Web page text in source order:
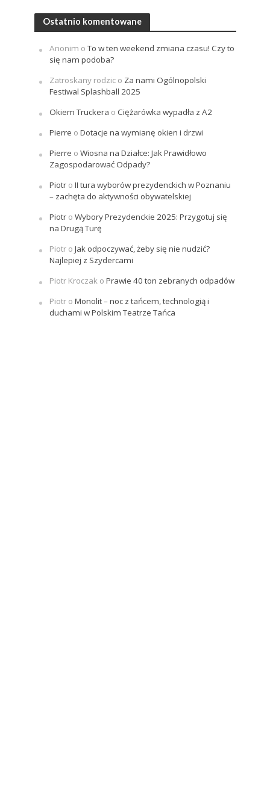
Ostatnio komentowane
Anonim oTo w ten weekend zmiana czasu! Czy to
się nam podoba?
Zatroskany rodzico Za nami Ogólnopolski
Festiwal Splashball 2025
Okiem Truckera o Ciężarówka wypadła z A2
Pierre o Dotacje na wymianę okien i drzwi
Pierre o Wiosna na Działce: Jak Prawidłowo
Zagospodarować Odpady?
Piotro II tura wyborów prezydenckich w Poznaniu
– zachęta do aktywności obywatelskiej
Piotro Wybory Prezydenckie 2025: Przygotuj się
na Drugą Turę
Piotro Jak odpoczywać, żeby się nie nudzić?
Najlepiej z Szydercami
Piotr Kroczako Prawie 40 ton zebranych odpadów
Piotro Monolit – noc z tańcem, technologią i
duchami w Polskim Teatrze Tańca